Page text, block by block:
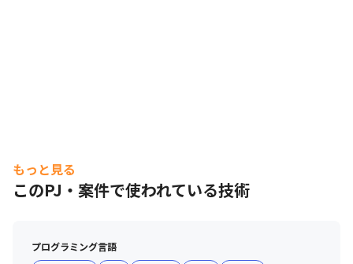
もっと見る
このPJ・案件で使われている技術
プログラミング言語